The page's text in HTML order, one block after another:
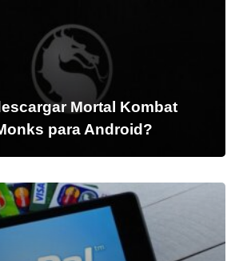
Mortal Kombat
para Android?